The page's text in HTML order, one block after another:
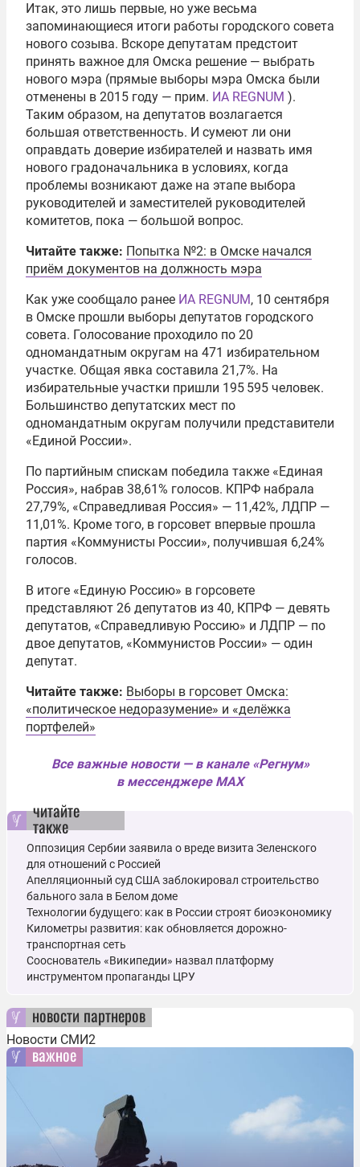
Итак, это лишь первые, но уже весьма
запоминающиеся итоги работы городского совета
нового созыва. Вскоре депутатам предстоит
принять важное для Омска решение — выбрать
нового мэра (прямые выборы мэра Омска были
отменены в 2015 году — прим. ИА REGNUM ).
Таким образом, на депутатов возлагается
большая ответственность. И сумеют ли они
оправдать доверие избирателей и назвать имя
нового градоначальника в условиях, когда
проблемы возникают даже на этапе выбора
руководителей и заместителей руководителей
комитетов, пока — большой вопрос.
Читайте также: Попытка №2: в Омске начался
приём документов на должность мэра
Как уже сообщало ранее ИА REGNUM, 10 сентября
в Омске прошли выборы депутатов городского
совета. Голосование проходило по 20
одномандатным округам на 471 избирательном
участке. Общая явка составила 21,7%. На
избирательные участки пришли 195 595 человек.
Большинство депутатских мест по
одномандатным округам получили представители
«Единой России».
По партийным спискам победила также «Единая
Россия», набрав 38,61% голосов. КПРФ набрала
27,79%, «Справедливая Россия» — 11,42%, ЛДПР —
11,01%. Кроме того, в горсовет впервые прошла
партия «Коммунисты России», получившая 6,24%
голосов.
В итоге «Единую Россию» в горсовете
представляют 26 депутатов из 40, КПРФ — девять
депутатов, «Справедливую Россию» и ЛДПР — по
двое депутатов, «Коммунистов России» — один
депутат.
Читайте также: Выборы в горсовет Омска:
«политическое недоразумение» и «делёжка
портфелей»
Все важные новости — в канале «Регнум»
в мессенджере MAX
читайте
также
Оппозиция Сербии заявила о вреде визита Зеленского
для отношений с Россией
Апелляционный суд США заблокировал строительство
бального зала в Белом доме
Технологии будущего: как в России строят биоэкономику
Километры развития: как обновляется дорожно-
транспортная сеть
Сооснователь «Википедии» назвал платформу
инструментом пропаганды ЦРУ
новости партнеров
Новости СМИ2
важное